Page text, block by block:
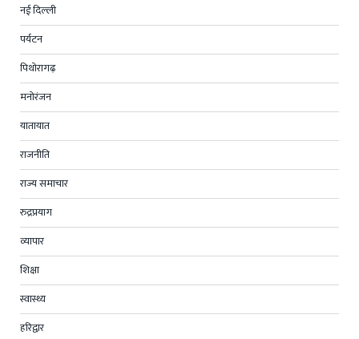
नई दिल्ली
पर्यटन
पिथोरागढ़
मनोरंजन
यातायात
राजनीति
राज्य समाचार
रुद्रप्रयाग
व्यापार
शिक्षा
स्वास्थ्य
हरिद्वार